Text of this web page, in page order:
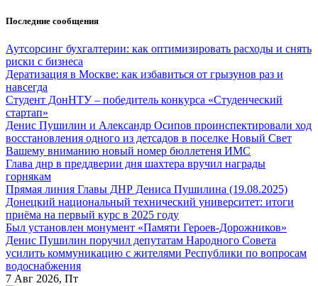
Перейти
содержанию
Последние сообщения
Аутсорсинг бухгалтерии: как оптимизировать расходы и снять
риски с бизнеса
Дератизация в Москве: как избавиться от грызунов раз и
навсегда
Студент ДонНТУ – победитель конкурса «Студенческий
стартап»
Денис Пушилин и Александр Осипов проинспектировали ход
восстановления одного из детсадов в поселке Новый Свет
Вашему вниманию новый номер бюллетеня ИМС
Глава днр в преддверии дня шахтера вручил награды
горнякам
Прямая линия Главы ДНР Дениса Пушилина (19.08.2025)
Донецкий национальный технический университет: итоги
приёма на первый курс в 2025 году
Был установлен монумент «Памяти Героев-Дорожников»
Денис Пушилин поручил депутатам Народного Совета
усилить коммуникацию с жителями Республики по вопросам
водоснабжения
7 Авг 2026, Пт